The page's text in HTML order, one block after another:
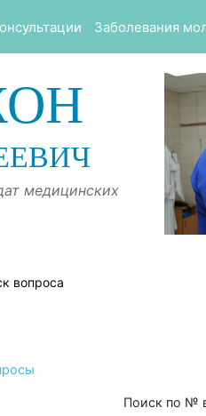
Заболевания
медицинских
вопроса
Поиск по №